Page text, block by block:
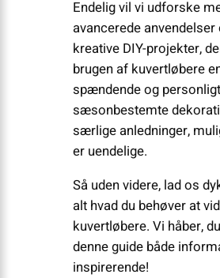
Endelig vil vi udforske
avancerede anvendelser
kreative DIY-projekter,
brugen af kuvertløbere
spændende og
sæsonbestemte
særlige anledninger,
er uendelige.
Så uden videre, lad os
alt hvad du behøver at
kuvertløbere. Vi håber,
denne guide både
inspirerende!